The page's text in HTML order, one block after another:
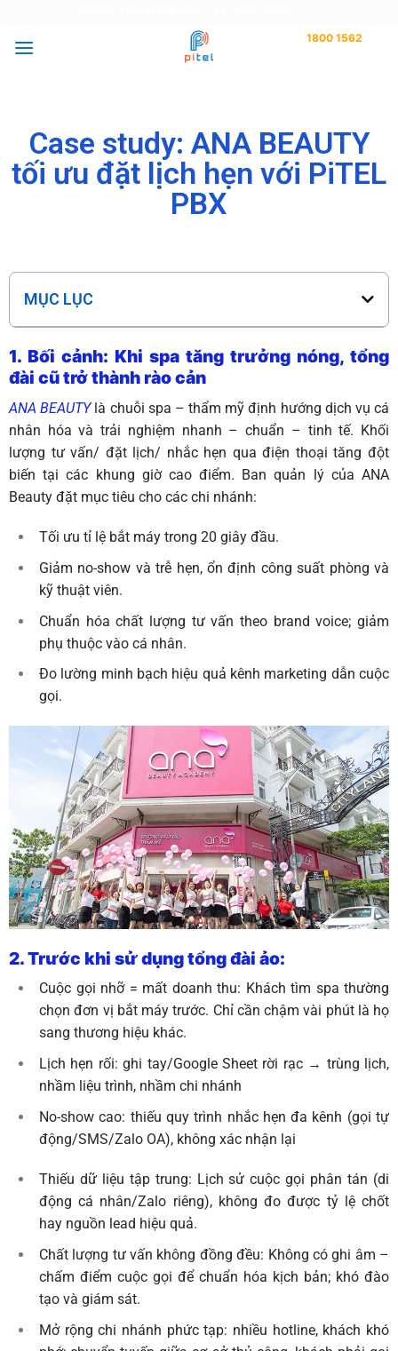
1800 1562
Case study: ANA BEAUTY
tối ưu đặt lịch hẹn với PiTEL
PBX
MỤC LỤC
1. Bối cảnh: Khi spa tăng trưởng nóng, tổng
đài cũ trở thành rào cản
ANA BEAUTYlà chuỗi spa – thẩm mỹ định hướng dịch vụ cá
nhân hóa và trải nghiệm nhanh – chuẩn – tinh tế. Khối
lượng tư vấn/ đặt lịch/ nhắc hẹn qua điện thoại tăng đột
biến tại các khung giờ cao điểm. Ban quản lý của ANA
Beauty đặt mục tiêu cho các chi nhánh:
Tối ưu tỉ lệ bắt máy trong 20 giây đầu.
Giảm no-show và trễ hẹn, ổn định công suất phòng và
kỹ thuật viên.
Chuẩn hóa chất lượng tư vấn theo brand voice; giảm
phụ thuộc vào cá nhân.
Đo lường minh bạch hiệu quả kênh marketing dẫn cuộc
gọi.
2. Trước khi sử dụng tổng đài ảo:
Cuộc gọi nhỡ = mất doanh thu: Khách tìm spa thường
chọn đơn vị bắt máy trước. Chỉ cần chậm vài phút là họ
sang thương hiệu khác.
Lịch hẹn rối: ghi tay/Google Sheet rời rạc → trùng lịch,
nhầm liệu trình, nhầm chi nhánh
No-show cao: thiếu quy trình nhắc hẹn đa kênh (gọi tự
động/SMS/Zalo OA), không xác nhận lại
Thiếu dữ liệu tập trung: Lịch sử cuộc gọi phân tán (di
động cá nhân/Zalo riêng), không đo được tỷ lệ chốt
hay nguồn lead hiệu quả.
Chất lượng tư vấn không đồng đều: Không có ghi âm –
chấm điểm cuộc gọi để chuẩn hóa kịch bản; khó đào
tạo và giám sát.
Mở rộng chi nhánh phức tạp: nhiều hotline, khách khó